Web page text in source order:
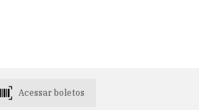
Acessar boletos